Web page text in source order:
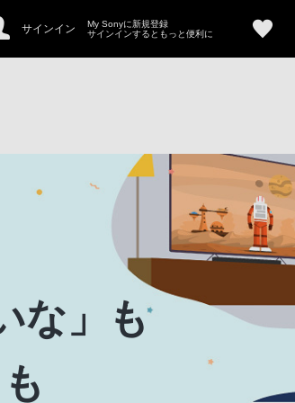
サインイン
My Sonyに新規登録
サインインするともっと便利に
な」も